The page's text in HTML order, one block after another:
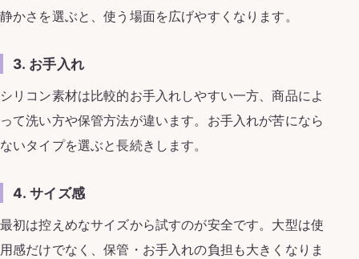
静かさを選ぶと、使う場面を広げやすくなります。
3. お手入れ
シリコン素材は比較的お手入れしやすい一方、商品によ
って洗い方や保管方法が違います。お手入れが苦になら
ないタイプを選ぶと長続きします。
4. サイズ感
最初は控えめなサイズから試すのが安全です。大型は使
用感だけでなく、保管・お手入れの負担も大きくなりま